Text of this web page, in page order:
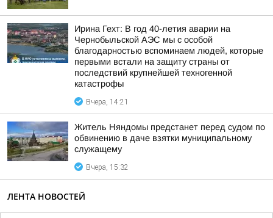
Ирина Гехт: В год 40-летия аварии на
Чернобыльской АЭС мы с особой
благодарностью вспоминаем людей, которые
первыми встали на защиту страны от
последствий крупнейшей техногенной
катастрофы
Вчера, 14:21
Житель Няндомы предстанет перед судом по
обвинению в даче взятки муниципальному
служащему
Вчера, 15:32
ЛЕНТА НОВОСТЕЙ